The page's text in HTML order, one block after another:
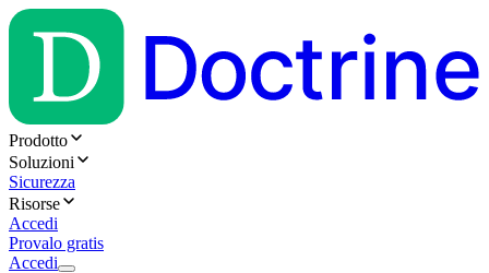
Prodotto
Soluzioni
Sicurezza
Risorse
Accedi
Provalo gratis
Accedi